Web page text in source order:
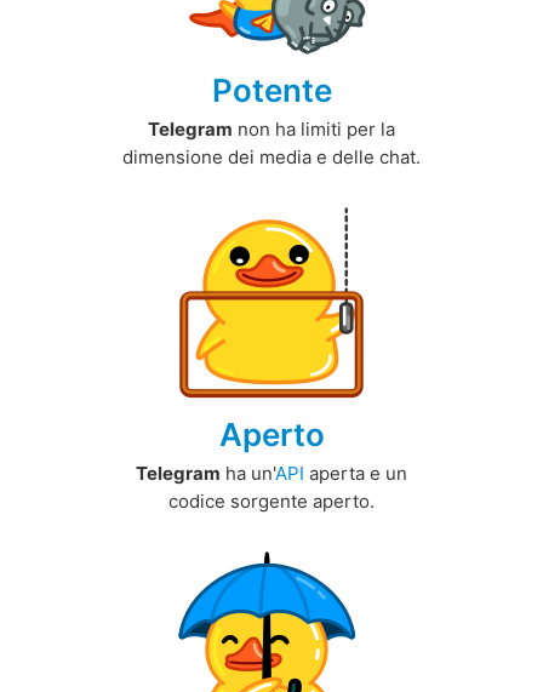
Potente
Telegram non ha limiti per la
dimensione dei media e delle chat.
Aperto
Telegram ha un'API aperta e un
codice sorgente aperto.